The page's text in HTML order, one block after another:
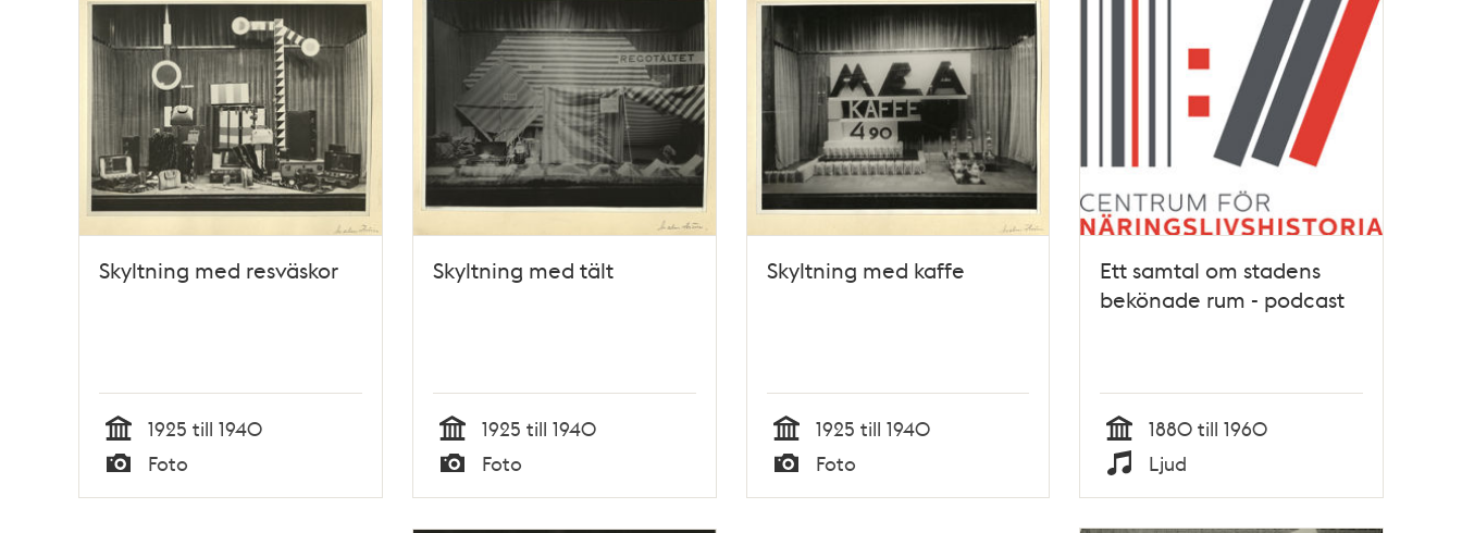
Skyltning med resväskor
Tid
1925 till 1940
Typ
Foto
Skyltning med tält
Tid
1925 till 1940
Typ
Foto
Skyltning med kaffe
Tid
1925 till 1940
Typ
Foto
Ett samtal om stadens
bekönade rum - podcast
Tid
1880 till 1960
Typ
Ljud